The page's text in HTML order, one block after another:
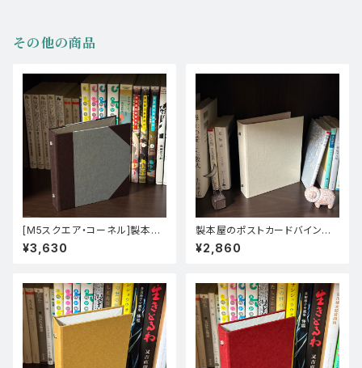
その他の商品
[M5スクエア・コーネル]製本屋
のシステム手帳バインダー【ビオ
トープ／ファーストヴィンテー
¥3,630
製本屋のポストカードバインダ
ー【タントセレクトTS-1（R-5）×
タントセレクトTS-1（P-50）】
¥2,860